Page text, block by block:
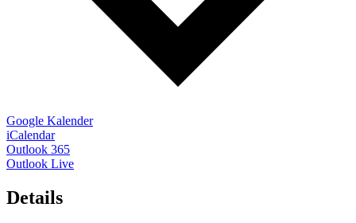
Google Kalender
iCalendar
Outlook 365
Outlook Live
Details